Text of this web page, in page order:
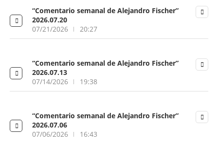
“Comentario semanal de Alejandro Fischer”
2026.07.20
07/21/2026
20:27
“Comentario semanal de Alejandro Fischer”
2026.07.13
07/14/2026
19:38
“Comentario semanal de Alejandro Fischer”
2026.07.06
07/06/2026
16:43